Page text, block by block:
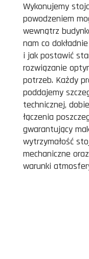
Wykonujemy
powodzeniem
wewnątrz
nam co
i jak postawić
rozwiązanie
potrzeb. Każdy
poddajemy
technicznej,
łączenia
gwarantujący
wytrzymałość
mechaniczne
warunki